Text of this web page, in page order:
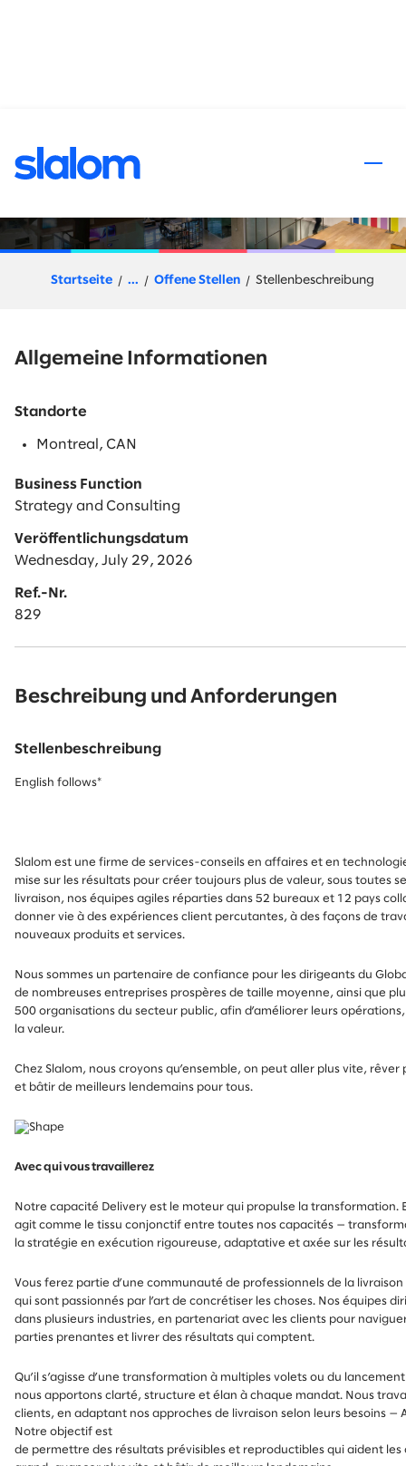
Gestionnaire de livraison /
Startseite ... Offene Stellen Stellenbeschreibung
Allgemeine Informationen
Standorte
Montreal, CAN
Business Function
Strategy and Consulting
Veröffentlichungsdatum
Wednesday, July 29, 2026
Ref.-Nr.
829
Beschreibung und Anforderungen
Stellenbeschreibung
English follows*
Slalom est une firme de services-conseils en affaires et en
mise sur les résultats pour créer toujours plus de valeur, sous toutes
livraison, nos équipes agiles réparties dans 52 bureaux et 12 pays
donner vie à des expériences client percutantes, à des façons de
nouveaux produits et services.
Nous sommes un partenaire de confiance pour les dirigeants du
de nombreuses entreprises prospères de taille moyenne, ainsi que
500 organisations du secteur public, afin d’améliorer leurs
la valeur.
Chez Slalom, nous croyons qu’ensemble, on peut aller plus vite, rêver
et bâtir de meilleurs lendemains pour tous.
Avec qui vous travaillerez
Notre capacité Delivery est le moteur qui propulse la transformation.
agit comme le tissu conjonctif entre toutes nos capacités —
la stratégie en exécution rigoureuse, adaptative et axée sur les
Vous ferez partie d’une communauté de professionnels de la
qui sont passionnés par l’art de concrétiser les choses. Nos équipes
dans plusieurs industries, en partenariat avec les clients pour
parties prenantes et livrer des résultats qui comptent.
Qu’il s’agisse d’une transformation à multiples volets ou du
nous apportons clarté, structure et élan à chaque mandat. Nous
clients, en adaptant nos approches de livraison selon leurs besoins —
Notre objectif est
de permettre des résultats prévisibles et reproductibles qui aident les